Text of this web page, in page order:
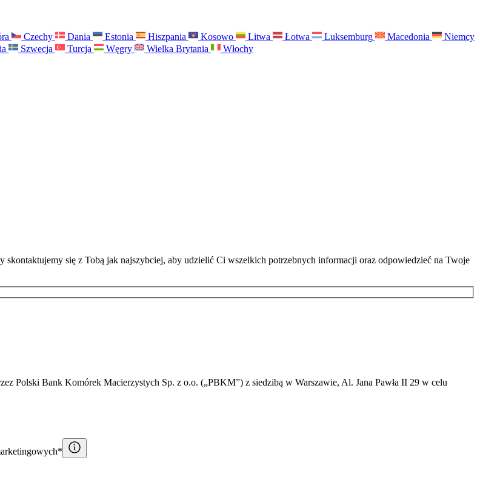
Czechy Dania Estonia Hiszpania Kosowo Litwa Łotwa Luksemburg Macedonia
Niemcy
Szwecja Turcja Węgry Wielka Brytania
Włochy
skontaktujemy się z Tobą jak najszybciej, aby udzielić Ci wszelkich potrzebnych informacji oraz odpowiedzieć na Twoje
Polski Bank Komórek Macierzystych Sp. z o.o. („PBKM”) z siedzibą w Warszawie, Al. Jana Pawła II 29 w celu